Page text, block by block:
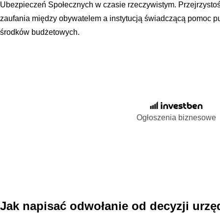
Ubezpieczeń Społecznych w czasie rzeczywistym.
zaufania między obywatelem a instytucją świadczącą pomoc
środków budżetowych.
Ogłoszenia biznesowe
Jak napisać odwołanie od decyzji